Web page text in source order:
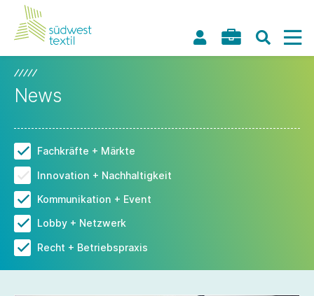
News
Fachkräfte + Märkte
Innovation + Nachhaltigkeit
Kommunikation + Event
Lobby + Netzwerk
Recht + Betriebspraxis